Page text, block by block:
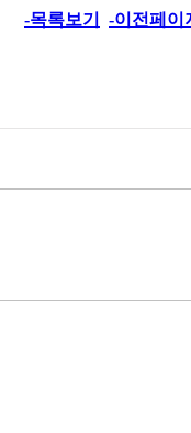
-목록보기
-이전페이